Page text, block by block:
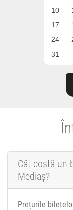
10
17
24
31
Cât costă un
Mediaș?
Prețurile